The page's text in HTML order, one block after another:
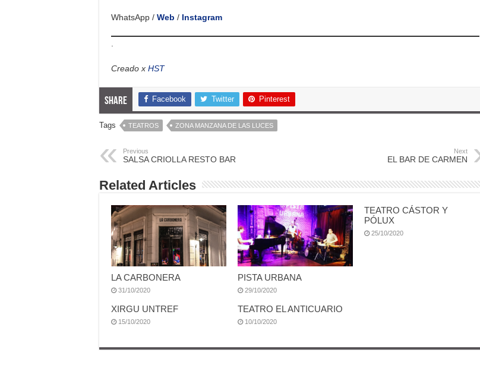
WhatsApp / Web / Instagram
Creado x HST
Share Facebook Twitter Pinterest
Tags TEATROS ZONA MANZANA DE LAS LUCES
Previous
SALSA CRIOLLA RESTO BAR
Next
EL BAR DE CARMEN
Related Articles
LA CARBONERA
31/10/2020
PISTA URBANA
29/10/2020
TEATRO CÁSTOR Y
PÓLUX
25/10/2020
XIRGU UNTREF
15/10/2020
TEATRO EL ANTICUARIO
10/10/2020